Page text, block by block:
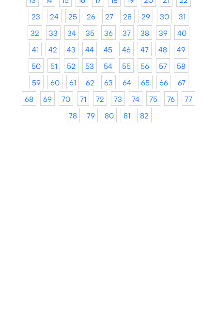
23
24 25 26 27 28 29 30
31
32
33 34 35 36 37 38 39
40
41
42 43 44 45 46 47 48
49
50
51 52 53 54 55 56 57
58
59
60 61 62 63 64 65 66
67
68
69 70 71 72 73 74 75 76
77
78
79 80 81 82